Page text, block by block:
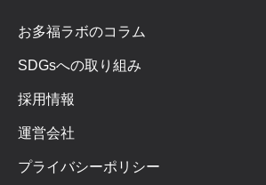
お多福ラボのコラム
SDGsへの取り組み
採用情報
運営会社
プライバシーポリシー